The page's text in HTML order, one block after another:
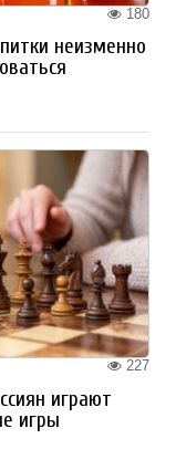
180
неизменно
227
играют
игры